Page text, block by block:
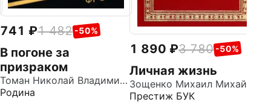
741 1 482 -50%
В погоне за
призраком
Томан Николай Владимирович
Родина
1 890 3 780 -50%
Личная жизнь
Престиж БУК